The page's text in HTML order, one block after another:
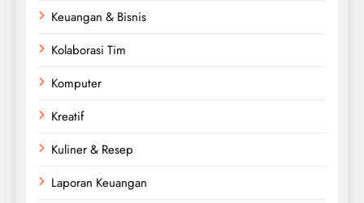
Keuangan & Bisnis
Kolaborasi Tim
Komputer
Kreatif
Kuliner & Resep
Laporan Keuangan